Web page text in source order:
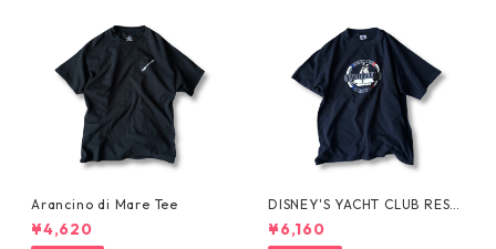
Arancino di Mare Tee
¥4,620
DISNEY'S YACHT CLUB RESO
RT Tee
¥6,160